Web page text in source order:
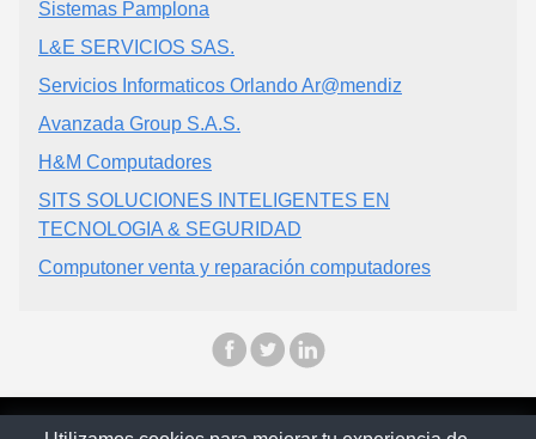
Sistemas Pamplona
L&E SERVICIOS SAS.
Servicios Informaticos Orlando Ar@mendiz
Avanzada Group S.A.S.
H&M Computadores
SITS SOLUCIONES INTELIGENTES EN
TECNOLOGIA & SEGURIDAD
Computoner venta y reparación computadores